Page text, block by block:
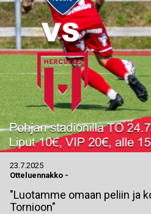
23.7.2025
Otteluennakko -
"Luotamme omaan peliin ja
Tornioon"